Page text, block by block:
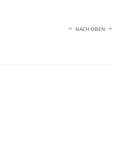
NACH OBEN